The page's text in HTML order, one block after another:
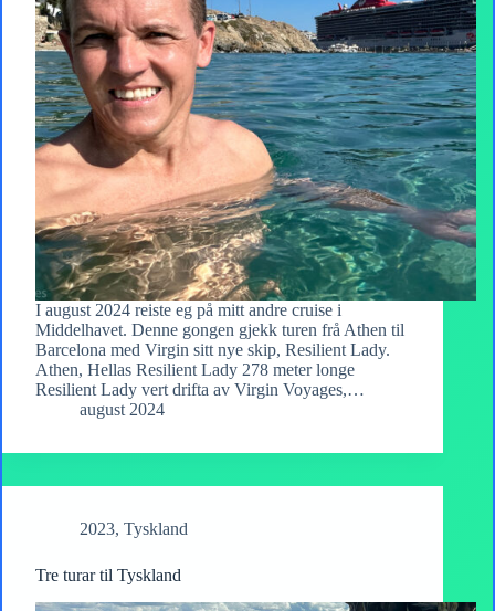
I august 2024 reiste eg på mitt andre cruise i
Middelhavet. Denne gongen gjekk turen frå Athen til
Barcelona med Virgin sitt nye skip, Resilient Lady.
Athen, Hellas Resilient Lady 278 meter longe
Resilient Lady vert drifta av Virgin Voyages,…
august 2024
2023, Tyskland
Tre turar til Tyskland